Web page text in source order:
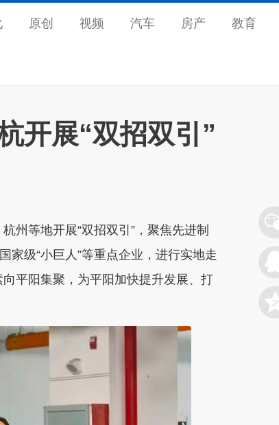
原创 视频 汽车 房产 教育
开展“双招双引”
州等地开展“双招双引”，聚焦先进制
家级“小巨人”等重点企业，进行实地走
平阳集聚，为平阳加快提升发展、打